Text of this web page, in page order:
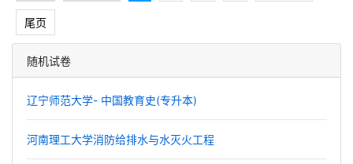
尾页
随机试卷
辽宁师范大学- 中国教育史(专升本)
河南理工大学消防给排水与水灭火工程